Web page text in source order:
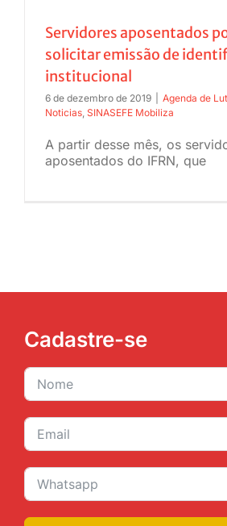
JURÍDICO
CLUBE
Servidores aposentados
solicitar emissão de
institucional
6 de dezembro de 2019 Agenda de
Noticias, SINASEFE Mobiliza
A partir desse mês, os
aposentados do IFRN, que
Cadastre-se